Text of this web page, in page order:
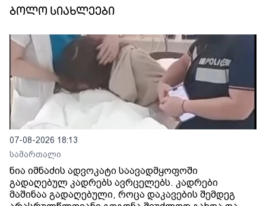
ბოლო სიახლეები
07-08-2026 18:13
სამართალი
ნია იმნაძის ადვოკატი საავადმყოფოში
გადაღებულ კადრებს ავრცელებს. კადრები
მაშინაა გადაღებული, როცა დაკავების შემდეგ